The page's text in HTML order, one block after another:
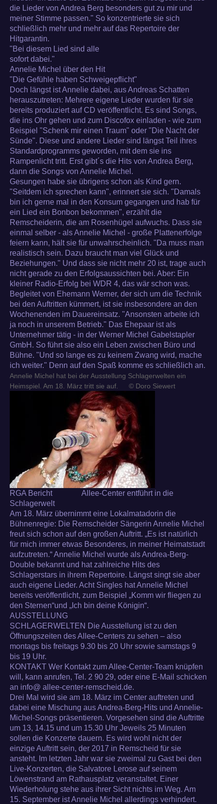
die Lieder von Andrea Berg besonders gut zu mir und
meiner Stimme passen." So konzentrierte sie sich
schließlich mehr und mehr auf das Repertoire der
Hitgarantin.
"Bei diesem Lied sind alle
sofort dabei."
Annelie Michel über den Hit
"Die Gefühle haben Schweigepflicht"
Doch längst ist Annelie dabei, aus Andreas Schatten
herauszutreten: Mehrere eigene Lieder wurden für sie
bereits produziert auf CD veröffentlicht. Es sind Songs,
die ins Ohr gehen und zum Discofox einladen - wie zum
Beispiel "Schenk mir einen Traum" oder "Die Nacht der
Sünde". Diese und andere Lieder sind längst Teil ihres
Standardprogramms geworden, mit dem sie ins
Rampenlicht tritt. Erst gibt´s die Hits von Andrea Berg,
dann die Songs von Annelie Michel.
Gesungen habe sie übrigens schon als Kind gern.
"Seitdem ich sprechen kann", erinnert sie sich. "Damals
bin ich gerne mal in den Konsum gegangen und hab für
ein Lied ein Bonbon bekommen", erzählt die
Remscheiderin, die am Rosenhügel aufwuchs. Dass sie
einmal selber - als Annelie Michel - große Plattenerfolge
feiern kann, hält sie für unwahrscheinlich. "Da muss man
realistisch sein. Dazu braucht man viel Glück und
Beziehungen." Und dass sie nicht mehr 20 ist, trage auch
nicht gerade zu den Erfolgsaussichten bei. Aber: Ein
kleiner Radio-Erfolg bei WDR 4, das wär schon was.
Begleitet von Ehemann Werner, der sich um die Technik
bei den Auftritten kümmert, ist sie insbesondere an den
Wochenenden im Dauereinsatz. "Ansonsten arbeite ich
ja noch in unserem Betrieb." Das Ehepaar ist als
Unternehmer tätig - in der Werner Michel Gabelstapler
GmbH. So führt sie also ein Leben zwischen Büro und
Bühne. "Und so lange es zu keinem Zwang wird, mache
ich weiter." Denn auf den Spaß komme es schließlich an.
Annelie Michel hat bei der Ausstellung Schlagerwelten ein
Heimspiel. Am 18. März tritt sie auf.
© Doro Siewert
RGA Bericht Allee-Center entführt in die
Schlagerwelt
Am 18. März übernimmt eine Lokalmatadorin die
Bühnenregie: Die Remscheider Sängerin Annelie Michel
freut sich schon auf den großen Auftritt. „Es ist natürlich
für mich immer etwas Besonderes, in meiner Heimatstadt
aufzutreten.“ Annelie Michel wurde als Andrea-Berg-
Double bekannt und hat zahlreiche Hits des
Schlagerstars in ihrem Repertoire. Längst singt sie aber
auch eigene Lieder. Acht Singles hat Annelie Michel
bereits veröffentlicht, zum Beispiel „Komm wir fliegen zu
den Sternen“und „Ich bin deine Königin“.
AUSSTELLUNG
SCHLAGERWELTEN Die Ausstellung ist zu den
Öffnungszeiten des Allee-Centers zu sehen – also
montags bis freitags 9.30 bis 20 Uhr sowie samstags 9
bis 19 Uhr.
KONTAKT Wer Kontakt zum Allee-Center-Team knüpfen
will, kann anrufen, Tel. 2 90 29, oder eine E-Mail schicken
an info@ allee-center-remscheid.de.
Drei Mal wird sie am 18. März im Center auftreten und
dabei eine Mischung aus Andrea-Berg-Hits und Annelie-
Michel-Songs präsentieren. Vorgesehen sind die Auftritte
um 13, 14.15 und um 15.30 Uhr Jeweils 25 Minuten
sollen die Konzerte dauern. Es wird wohl nicht der
einzige Auftritt sein, der 2017 in Remscheid für sie
ansteht. Im letzten Jahr war sie zweimal zu Gast bei den
Live-Konzerten, die Salvatore Lerose auf seinem
Löwenstrand am Rathausplatz veranstaltet. Einer
Wiederholung stehe aus ihrer Sicht nichts im Weg. Am
15. September ist Annelie Michel allerdings verhindert.